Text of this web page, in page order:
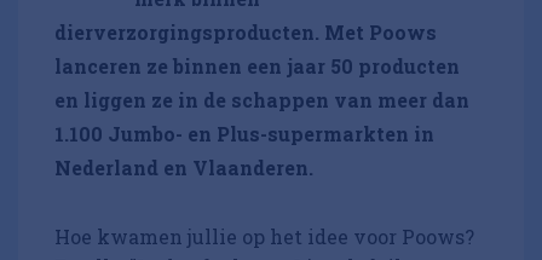
dierverzorgingsproducten. Met Poows
lanceren ze binnen een jaar 50 producten
en liggen ze in de schappen van meer dan
1.100 Jumbo- en Plus-supermarkten in
Nederland en Vlaanderen.
Hoe kwamen jullie op het idee voor Poows?